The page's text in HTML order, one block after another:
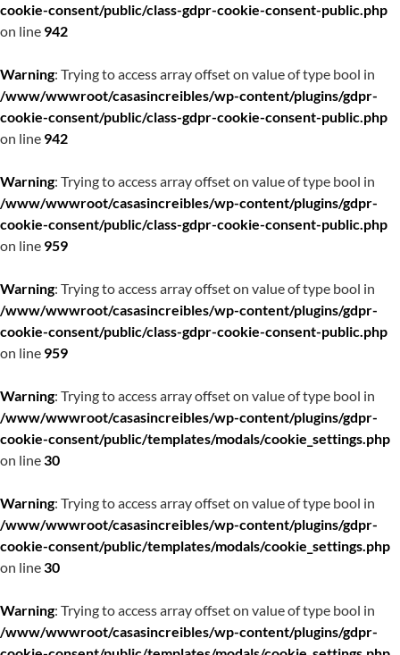
cookie-consent/public/class-gdpr-cookie-consent-public.php
on line 942
Warning: Trying to access array offset on value of type bool in
/www/wwwroot/casasincreibles/wp-content/plugins/gdpr-
cookie-consent/public/class-gdpr-cookie-consent-public.php
on line 942
Warning: Trying to access array offset on value of type bool in
/www/wwwroot/casasincreibles/wp-content/plugins/gdpr-
cookie-consent/public/class-gdpr-cookie-consent-public.php
on line 959
Warning: Trying to access array offset on value of type bool in
/www/wwwroot/casasincreibles/wp-content/plugins/gdpr-
cookie-consent/public/class-gdpr-cookie-consent-public.php
on line 959
Warning: Trying to access array offset on value of type bool in
/www/wwwroot/casasincreibles/wp-content/plugins/gdpr-
cookie-consent/public/templates/modals/cookie_settings.php
on line30
Warning: Trying to access array offset on value of type bool in
/www/wwwroot/casasincreibles/wp-content/plugins/gdpr-
cookie-consent/public/templates/modals/cookie_settings.php
on line30
Warning: Trying to access array offset on value of type bool in
/www/wwwroot/casasincreibles/wp-content/plugins/gdpr-